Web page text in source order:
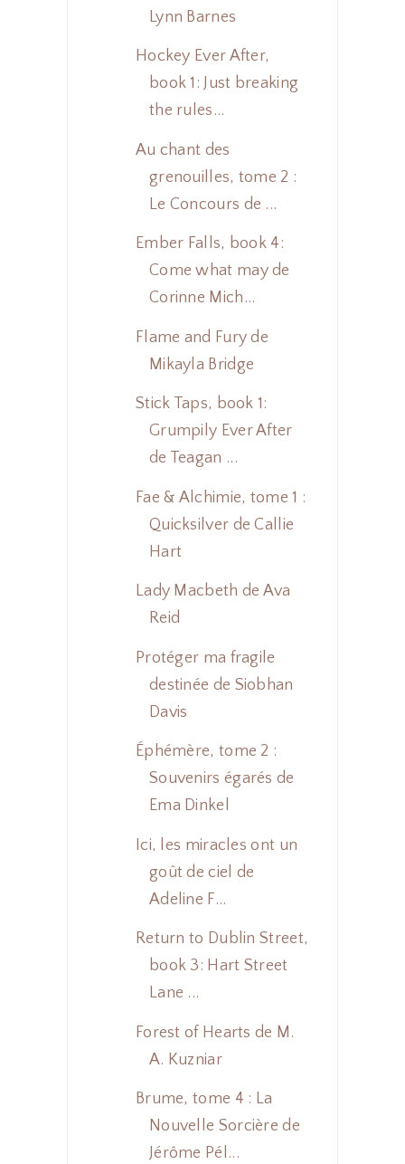
Lynn Barnes
Hockey Ever After,
book 1: Just breaking
the rules...
Au chant des
grenouilles, tome 2 :
Le Concours de ...
Ember Falls, book 4:
Come what may de
Corinne Mich...
Flame and Fury de
Mikayla Bridge
Stick Taps, book 1:
Grumpily Ever After
de Teagan ...
Fae & Alchimie, tome 1 :
Quicksilver de Callie
Hart
Lady Macbeth de Ava
Reid
Protéger ma fragile
destinée de Siobhan
Davis
Éphémère, tome 2 :
Souvenirs égarés de
Ema Dinkel
Ici, les miracles ont un
goût de ciel de
Adeline F...
Return to Dublin Street,
book 3: Hart Street
Lane ...
Forest of Hearts de M.
A. Kuzniar
Brume, tome 4 : La
Nouvelle Sorcière de
Jérôme Pél...